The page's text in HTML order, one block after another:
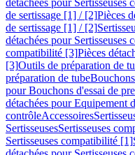
détachées pour Sertisseuses
de sertissage [1] / [2]Pièces
de sertissage [1] / [2]
détachées pour
compatibilité [3]Pièces
[3]Outils de préparation de
préparation de tube
pour Bouchons d'essai de
détachées pour Equipement
contrôleAccessoires
SertisseusesSertisseuses
Sertisseuses compatibilité [1]